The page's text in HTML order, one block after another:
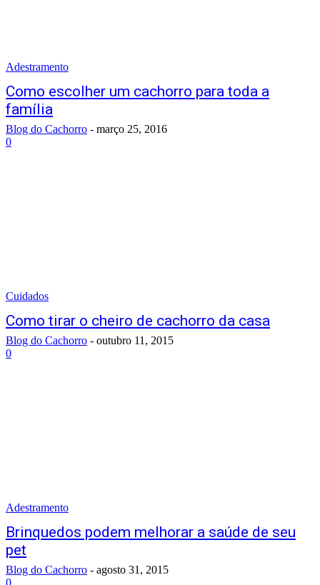
Adestramento
Como escolher um cachorro para toda a
família
Blog do Cachorro - março 25, 2016
0
Cuidados
Como tirar o cheiro de cachorro da casa
Blog do Cachorro - outubro 11, 2015
0
Adestramento
Brinquedos podem melhorar a saúde de seu
pet
Blog do Cachorro - agosto 31, 2015
0